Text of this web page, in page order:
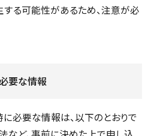
る可能性があるため、注意が必
要な情報
必要な情報は、以下のとおりで